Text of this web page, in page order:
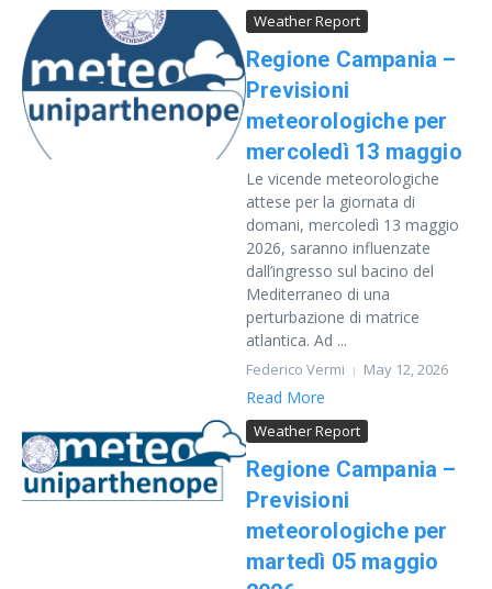
Weather Report
Regione Campania –
Previsioni
meteorologiche per
mercoledì 13 maggio
Le vicende meteorologiche
attese per la giornata di
domani, mercoledì 13 maggio
2026, saranno influenzate
dall’ingresso sul bacino del
Mediterraneo di una
perturbazione di matrice
atlantica. Ad ...
Federico Vermi May 12, 2026
Read More
Weather Report
Regione Campania –
Previsioni
meteorologiche per
martedì 05 maggio